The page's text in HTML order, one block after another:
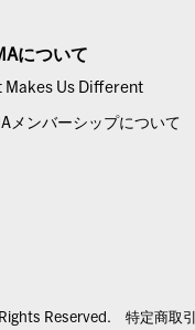
について
Makes Us Different
メンバーシップについて
Reserved. 特定商取